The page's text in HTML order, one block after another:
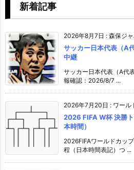
新着記事
2026年8月7日 : 森保ジ
サッカー日本代表（A
中継
サッカー日本代表（A代
報確認：2026/8/7 ...
2026年7月20日 : ワール
2026 FIFA W杯 決勝
本時間）
2026FIFAワールドカッ
程（日本時間表記）つ ...